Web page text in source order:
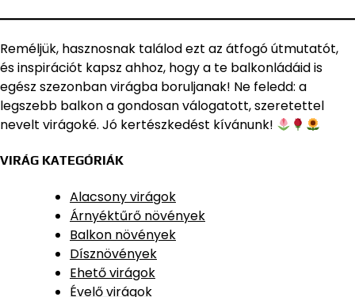
Reméljük, hasznosnak találod ezt az átfogó útmutatót,
és inspirációt kapsz ahhoz, hogy a te balkonládáid is
egész szezonban virágba boruljanak! Ne feledd: a
legszebb balkon a gondosan válogatott, szeretettel
nevelt virágoké. Jó kertészkedést kívánunk!
VIRÁG KATEGÓRIÁK
Alacsony virágok
Árnyéktűrő növények
Balkon növények
Dísznövények
Ehető virágok
Évelő virágok